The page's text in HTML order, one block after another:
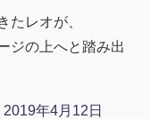
たレオが、
ジの上へと踏み出
2019年4月12日